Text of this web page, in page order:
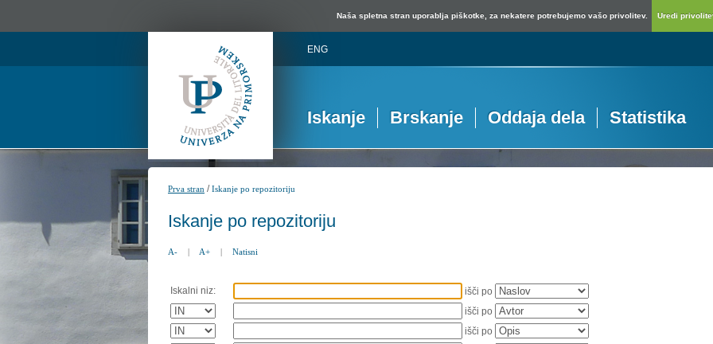
Naša spletna stran uporablja piškotke, za nekatere potrebujemo vašo privolitev. Uredi
ENG
Iskanje Brskanje Oddaja dela Statistika
Prva stran /Iskanje po repozitoriju
Iskanje po repozitoriju
A- | A+ | Natisni
Iskalni niz:
išči po
išči po
išči po